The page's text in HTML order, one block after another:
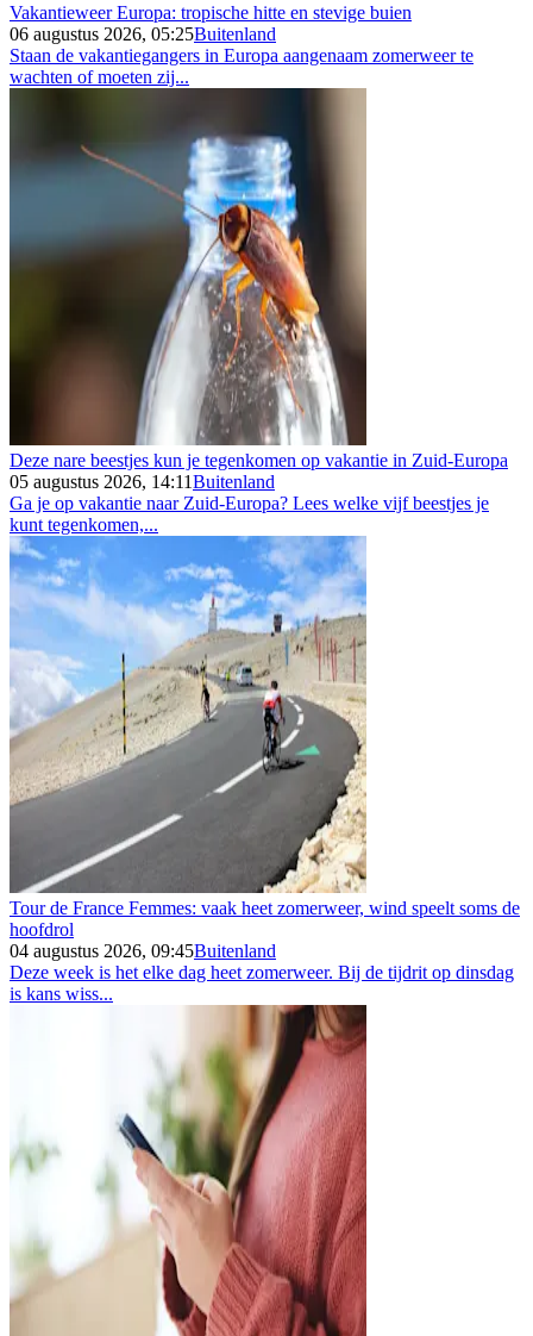
Vakantieweer Europa: tropische hitte en stevige buien
06 augustus 2026, 05:25Buitenland
Staan de vakantiegangers in Europa aangenaam zomerweer te
wachten of moeten zij...
Deze nare beestjes kun je tegenkomen op vakantie in Zuid-Europa
05 augustus 2026, 14:11Buitenland
Ga je op vakantie naar Zuid-Europa? Lees welke vijf beestjes je
kunt tegenkomen,...
Tour de France Femmes: vaak heet zomerweer, wind speelt soms de
hoofdrol
04 augustus 2026, 09:45Buitenland
Deze week is het elke dag heet zomerweer. Bij de tijdrit op dinsdag
is kans wiss...